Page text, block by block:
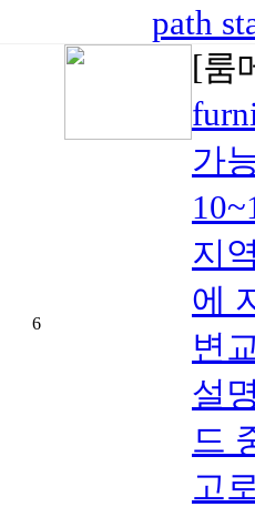
path
6
[룸
가
지
에
변
설
드
고